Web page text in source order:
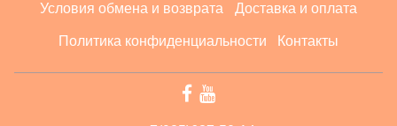
Условия обмена и возврата Доставка и оплата
Политика конфиденциальности Контакты